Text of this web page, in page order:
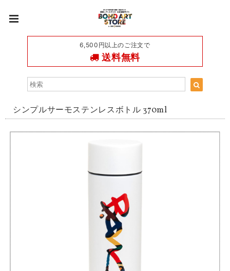
6,500円以上のご注文で
送料無料
シンプルサーモステンレスボトル 370ml